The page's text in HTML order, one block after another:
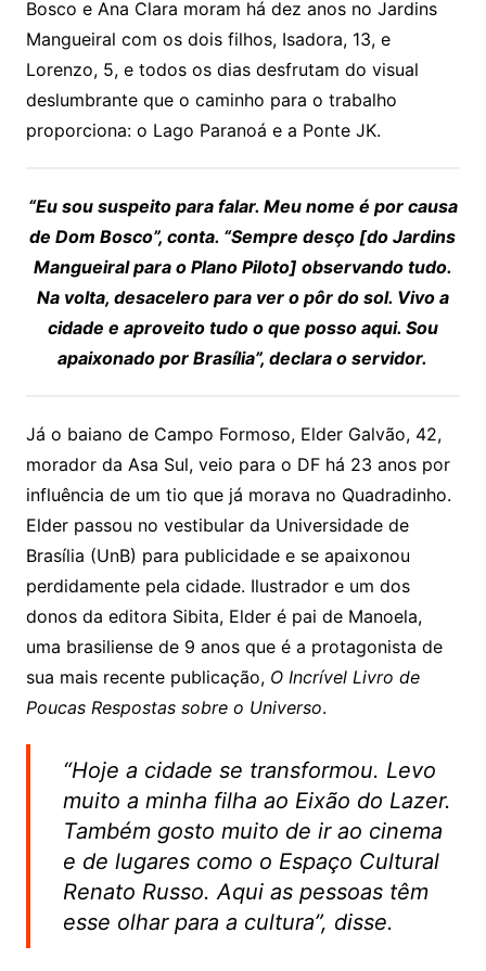
Bosco e Ana Clara moram há dez anos no Jardins
Mangueiral com os dois filhos, Isadora, 13, e
Lorenzo, 5, e todos os dias desfrutam do visual
deslumbrante que o caminho para o trabalho
proporciona: o Lago Paranoá e a Ponte JK.
“Eu sou suspeito para falar. Meu nome é por causa
de Dom Bosco”, conta. “Sempre desço [do Jardins
Mangueiral para o Plano Piloto] observando tudo.
Na volta, desacelero para ver o pôr do sol. Vivo a
cidade e aproveito tudo o que posso aqui. Sou
apaixonado por Brasília”, declara o servidor.
Já o baiano de Campo Formoso, Elder Galvão, 42,
morador da Asa Sul, veio para o DF há 23 anos por
influência de um tio que já morava no Quadradinho.
Elder passou no vestibular da Universidade de
Brasília (UnB) para publicidade e se apaixonou
perdidamente pela cidade. Ilustrador e um dos
donos da editora Sibita, Elder é pai de Manoela,
uma brasiliense de 9 anos que é a protagonista de
sua mais recente publicação, O Incrível Livro de
Poucas Respostas sobre o Universo.
“Hoje a cidade se transformou. Levo
muito a minha filha ao Eixão do Lazer.
Também gosto muito de ir ao cinema
e de lugares como o Espaço Cultural
Renato Russo. Aqui as pessoas têm
esse olhar para a cultura”, disse.